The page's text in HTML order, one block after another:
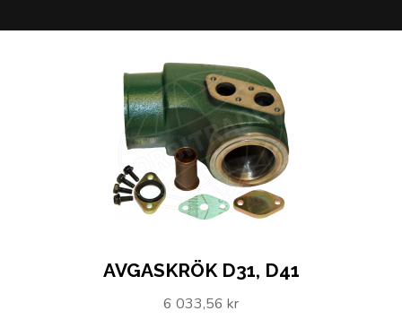
AVGASKRÖK D31, D41
6 033,56 kr